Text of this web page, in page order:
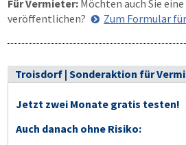
Für Vermieter: Möchten auch Sie
veröffentlichen?
Zum Formular
Troisdorf | Sonderaktion für
Jetzt zwei Monate gratis testen!
Auch danach ohne Risiko: